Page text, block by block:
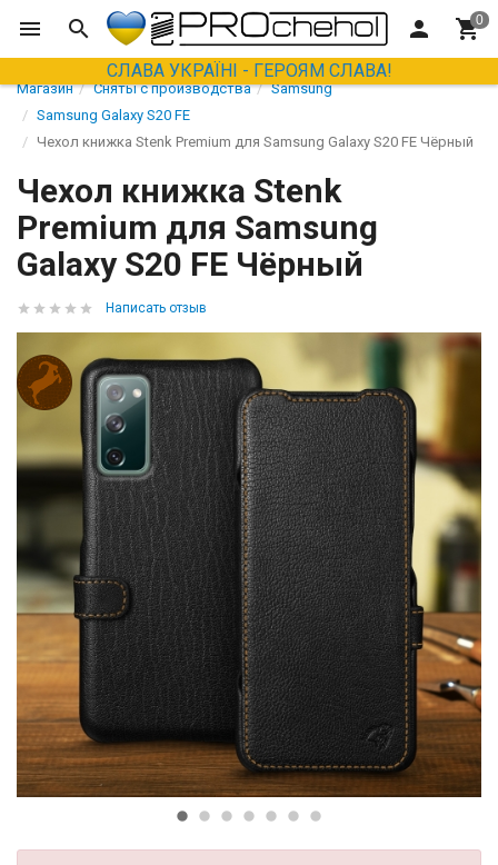
СЛАВА УКРАЇНІ - ГЕРОЯМ СЛАВА!
Магазин Сняты с производства
Samsung
Samsung Galaxy S20 FE
Чехол книжка Stenk Premium для Samsung Galaxy S20 FE Чёрный
Чехол книжка Stenk
Premium для Samsung
Galaxy S20 FE Чёрный
Написать отзыв